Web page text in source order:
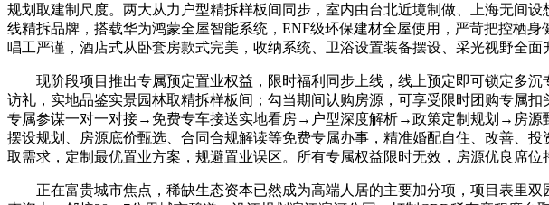
规划取建制尺度。两大从力户型精拆样板间同步，室内由台北近境制做、上海无间
线精拆品牌，搭载华为鸿蒙全屋智能系统，ENF级环保建材全屋使用，严苛把控栖
唱工严谨，酒店式从卧套房款式完美，收纳系统、卫浴设置装备摆设、采光视野全
现阶段项目推出专属预定置业权益，限时福利同步上线，线上预定即可锁定多沉
访礼，实地品鉴实景园林取精拆样板间；勾当期间认购房源，可享受限时团购专属
专属参谋一对一对接→免费专车接送实地看房→户型深度解析→政策定制规划→房源
摆设规划、房源底价甄选、合同合规解读等免费专属办事，精准婚配自住、改善、
取需求，定制最优置业方案，规避置业误区。所有专属权益限时无效，房源优良席
正在富贵城市焦点，稀缺生态资本已然成为高端人居的主要加分项，项目表里双